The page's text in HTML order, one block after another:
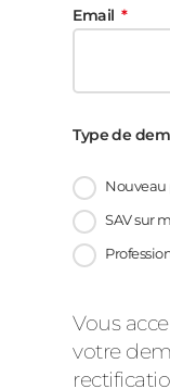
Email
Type de
Nouveau
SAV sur
Vous
votre